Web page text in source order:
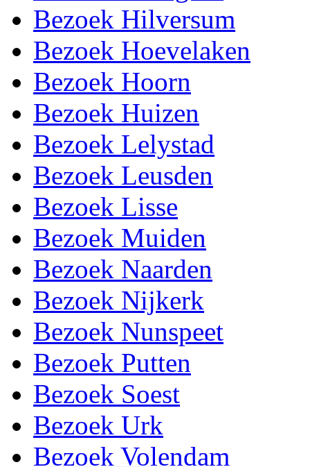
Bezoek Hilversum
Bezoek Hoevelaken
Bezoek Hoorn
Bezoek Huizen
Bezoek Lelystad
Bezoek Leusden
Bezoek Lisse
Bezoek Muiden
Bezoek Naarden
Bezoek Nijkerk
Bezoek Nunspeet
Bezoek Putten
Bezoek Soest
Bezoek Urk
Bezoek Volendam